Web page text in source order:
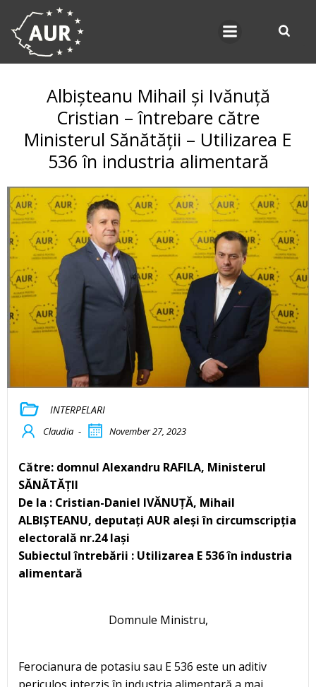
Albișteanu Mihail și Ivănuță
Cristian – întrebare către
Ministerul Sănătății – Utilizarea E
536 în industria alimentară
INTERPELARI
Claudia - November 27, 2023
Către: domnul Alexandru RAFILA, Ministerul
SĂNĂTĂȚII
De la : Cristian-Daniel IVĂNUȚĂ, Mihail
ALBIȘTEANU, deputați AUR aleși în circumscripția
electorală nr.24 Iași
Subiectul întrebării : Utilizarea E 536 în industria
alimentară
Domnule Ministru,
Ferocianura de potasiu sau E 536 este un aditiv